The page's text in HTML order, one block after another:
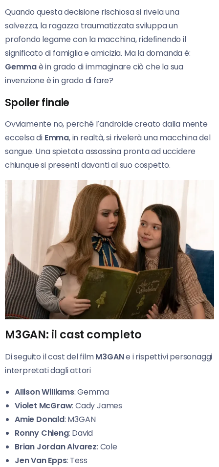
Quando questa decisione rischiosa si rivela una
salvezza, la ragazza traumatizzata sviluppa un
profondo legame con la macchina, ridefinendo il
significato di famiglia e amicizia. Ma la domanda è:
Gemmaè in grado di immaginare ciò che la sua
invenzione è in grado di fare?
Spoiler finale
Ovviamente no, perché l’androide creato dalla mente
eccelsa di Emma, in realtà, si rivelerà una macchina del
sangue. Una spietata assassina pronta ad uccidere
chiunque si presenti davanti al suo cospetto.
M3GAN: il cast completo
Di seguito il cast del filmM3GANe i rispettivi personaggi
interpretati dagli attori
Allison Williams: Gemma
Violet McGraw: Cady James
Amie Donald: M3GAN
Ronny Chieng: David
Brian Jordan Alvarez: Cole
Jen Van Epps: Tess